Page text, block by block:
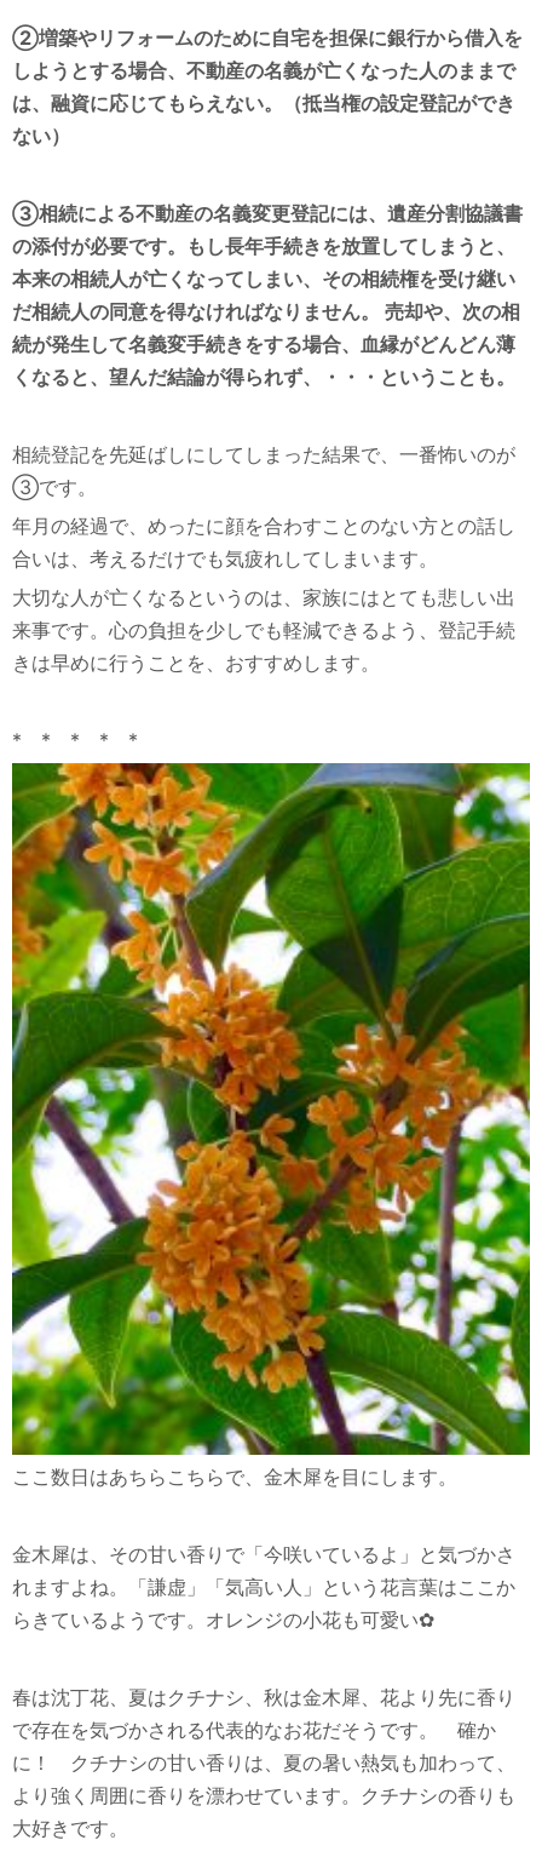
②増築やリフォームのために自宅を担保に銀行から借入を
しようとする場合、不動産の名義が亡くなった人のままで
は、融資に応じてもらえない。（抵当権の設定登記ができ
ない）
③相続による不動産の名義変更登記には、遺産分割協議書
の添付が必要です。もし長年手続きを放置してしまうと、
本来の相続人が亡くなってしまい、その相続権を受け継い
だ相続人の同意を得なければなりません。 売却や、次の相
続が発生して名義変手続きをする場合、血縁がどんどん薄
くなると、望んだ結論が得られず、・・・ということも。
相続登記を先延ばしにしてしまった結果で、一番怖いのが
③です。
年月の経過で、めったに顔を合わすことのない方との話し
合いは、考えるだけでも気疲れしてしまいます。
大切な人が亡くなるというのは、家族にはとても悲しい出
来事です。心の負担を少しでも軽減できるよう、登記手続
きは早めに行うことを、おすすめします。
* * * * *
ここ数日はあちらこちらで、金木犀を目にします。
金木犀は、その甘い香りで「今咲いているよ」と気づかさ
れますよね。「謙虚」「気高い人」という花言葉はここか
らきているようです。オレンジの小花も可愛い✿
春は沈丁花、夏はクチナシ、秋は金木犀、花より先に香り
で存在を気づかされる代表的なお花だそうです。 確か
に！ クチナシの甘い香りは、夏の暑い熱気も加わって、
より強く周囲に香りを漂わせています。クチナシの香りも
大好きです。